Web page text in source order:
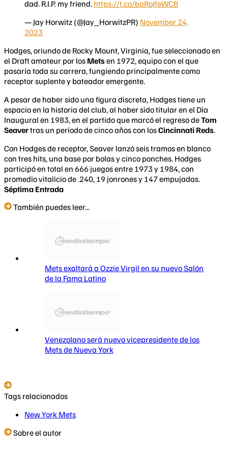
dad. R.I.P. my friend. https://t.co/baRoJfeWCB
— Jay Horwitz (@Jay_HorwitzPR) November 24,
2023
Hodges, oriundo de Rocky Mount, Virginia, fue seleccionado en
el Draft amateur por los Metsen 1972, equipo con el que
pasaría toda su carrera, fungiendo principalmente como
receptor suplente y bateador emergente.
A pesar de haber sido una figura discreta, Hodges tiene un
espacio en la historia del club, al haber sido titular en el Día
Inaugural en 1983, en el partido que marcó el regreso deTom
Seavertras un período de cinco años con losCincinnati Reds.
Con Hodges de receptor, Seaver lanzó seis tramos en blanco
con tres hits, una base por bolas y cinco ponches. Hodges
participó en total en 666 juegos entre 1973 y 1984, con
promedio vitalicio de .240, 19 jonrones y 147 empujadas.
Séptima Entrada
También puedes leer...
Mets exaltará a Ozzie Virgil en su nuevo Salón
de la Fama Latino
Venezolano será nuevo vicepresidente de los
Mets de Nueva York
Tags relacionados
New York Mets
Sobre el autor